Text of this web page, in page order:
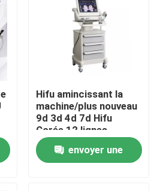
Hifu amincissant la
machine/plus nouveau
9d 3d 4d 7d Hifu
Corée 12 lignes
usinent le visage et le
corps envoyer une